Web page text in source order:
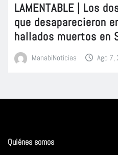
LAMENTABLE | Los
que desaparecieron
hallados muertos en
ManabiNoticias Ago 7,
Quiénes somos